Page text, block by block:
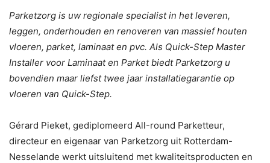
Parketzorg is uw regionale specialist in het leveren,
leggen, onderhouden en renoveren van massief houten
vloeren, parket, laminaat en pvc. Als Quick-Step Master
Installer voor Laminaat en Parket biedt Parketzorg u
bovendien maar liefst twee jaar installatiegarantie op
vloeren van Quick-Step.
Gérard Pieket, gediplomeerd All-round Parketteur,
directeur en eigenaar van Parketzorg uit Rotterdam-
Nesselande werkt uitsluitend met kwaliteitsproducten en